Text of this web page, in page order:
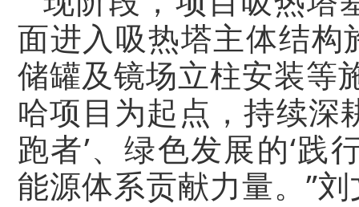
面进入吸热塔主体结
储罐及镜场立柱安装等
哈项目为起点，持续深
跑者’、绿色发展的‘践
能源体系贡献力量。”